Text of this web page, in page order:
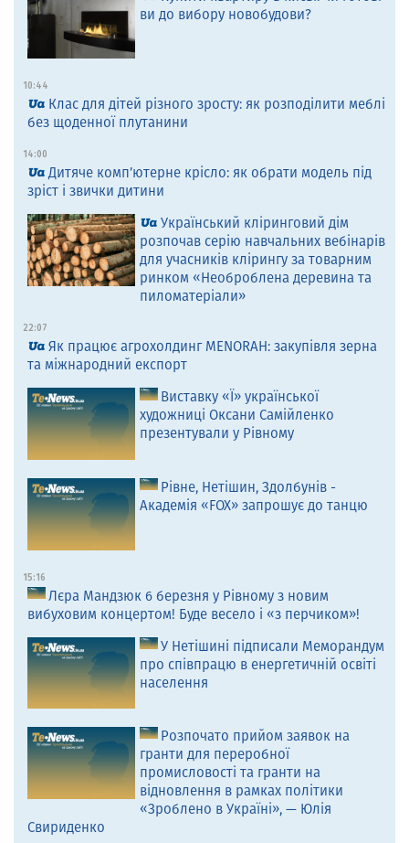
ви до вибору новобудови?
10:44
Клас для дітей різного зросту: як розподілити меблі
без щоденної плутанини
14:00
Дитяче комп’ютерне крісло: як обрати модель під
зріст і звички дитини
Український кліринговий дім
розпочав серію навчальних вебінарів
для учасників клірингу за товарним
ринком «Необроблена деревина та
пиломатеріали»
22:07
Як працює агрохолдинг MENORAH: закупівля зерна
та міжнародний експорт
Виставку «Ї» української
художниці Оксани Самійленко
презентували у Рівному
Рівне, Нетішин, Здолбунів -
Академія «FOX» запрошує до танцю
15:16
Лєра Мандзюк 6 березня у Рівному з новим
вибуховим концертом! Буде весело і «з перчиком»!
У Нетішині підписали Меморандум
про співпрацю в енергетичній освіті
населення
Розпочато прийом заявок на
гранти для переробної
промисловості та гранти на
відновлення в рамках політики
«Зроблено в Україні», — Юлія
Свириденко